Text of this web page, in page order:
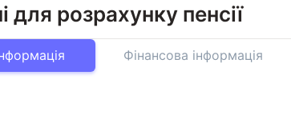
для розрахунку пенсії
Фінансова інформація